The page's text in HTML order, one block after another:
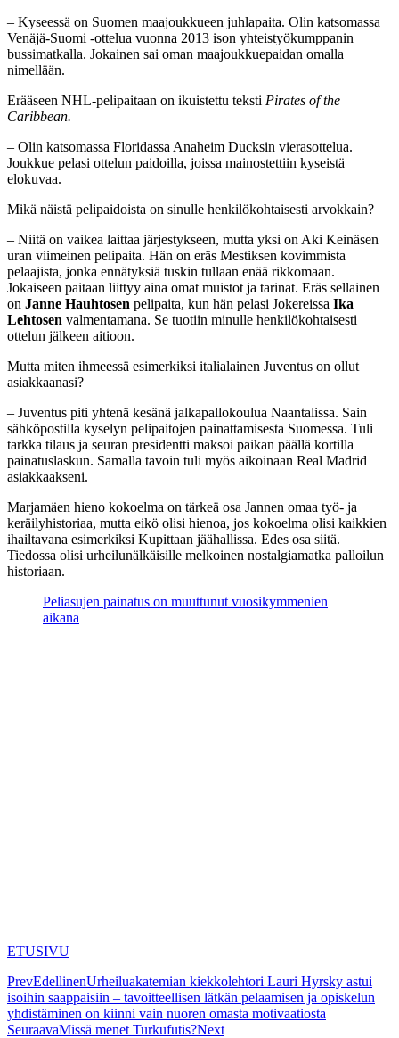
– Kyseessä on Suomen maajoukkueen juhlapaita. Olin katsomassa
Venäjä-Suomi -ottelua vuonna 2013 ison yhteistyökumppanin
bussimatkalla. Jokainen sai oman maajoukkuepaidan omalla
nimellään.
Erääseen NHL-pelipaitaan on ikuistettu teksti Pirates of the
Caribbean.
– Olin katsomassa Floridassa Anaheim Ducksin vierasottelua.
Joukkue pelasi ottelun paidoilla, joissa mainostettiin kyseistä
elokuvaa.
Mikä näistä pelipaidoista on sinulle henkilökohtaisesti arvokkain?
– Niitä on vaikea laittaa järjestykseen, mutta yksi on Aki Keinäsen
uran viimeinen pelipaita. Hän on eräs Mestiksen kovimmista
pelaajista, jonka ennätyksiä tuskin tullaan enää rikkomaan.
Jokaiseen paitaan liittyy aina omat muistot ja tarinat. Eräs sellainen
on Janne Hauhtosen pelipaita, kun hän pelasi Jokereissa Ika
Lehtosen valmentamana. Se tuotiin minulle henkilökohtaisesti
ottelun jälkeen aitioon.
Mutta miten ihmeessä esimerkiksi italialainen Juventus on ollut
asiakkaanasi?
– Juventus piti yhtenä kesänä jalkapallokoulua Naantalissa. Sain
sähköpostilla kyselyn pelipaitojen painattamisesta Suomessa. Tuli
tarkka tilaus ja seuran presidentti maksoi paikan päällä kortilla
painatuslaskun. Samalla tavoin tuli myös aikoinaan Real Madrid
asiakkaakseni.
Marjamäen hieno kokoelma on tärkeä osa Jannen omaa työ- ja
keräilyhistoriaa, mutta eikö olisi hienoa, jos kokoelma olisi kaikkien
ihailtavana esimerkiksi Kupittaan jäähallissa. Edes osa siitä.
Tiedossa olisi urheilunälkäisille melkoinen nostalgiamatka palloilun
historiaan.
Peliasujen painatus on muuttunut vuosikymmenien
aikana
ETUSIVU
PrevEdellinenUrheiluakatemian kiekkolehtori Lauri Hyrsky astui
isoihin saappaisiin – tavoitteellisen lätkän pelaamisen ja opiskelun
yhdistäminen on kiinni vain nuoren omasta motivaatiosta
SeuraavaMissä menet Turkufutis?Next